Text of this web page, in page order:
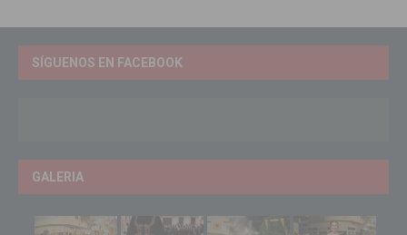
SÍGUENOS EN FACEBOOK
GALERIA